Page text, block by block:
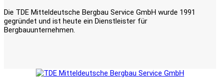
Die TDE Mitteldeutsche Bergbau Service GmbH wurde 1991
gegründet und ist heute ein Dienstleister für
Bergbauunternehmen.